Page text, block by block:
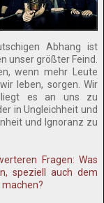
Abhang ist
unser größter Feind.
wenn mehr Leute
leben, sorgen. Wir
liegt es an uns zu
in Ungleichheit und
und Ignoranz zu
Fragen: Was
speziell auch dem
machen?